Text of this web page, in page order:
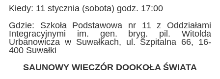
Kiedy: 11 stycznia (sobota) godz. 17:00
Gdzie: Szkoła Podstawowa nr 11 z Oddziałami
Integracyjnymi im. gen. bryg. pil. Witolda
Urbanowicza w Suwałkach, ul. Szpitalna 66, 16-
400 Suwałki
SAUNOWY WIECZÓR DOOKOŁA ŚWIATA